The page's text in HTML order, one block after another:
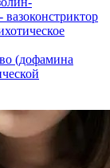
вазоконстриктор
(дофамина